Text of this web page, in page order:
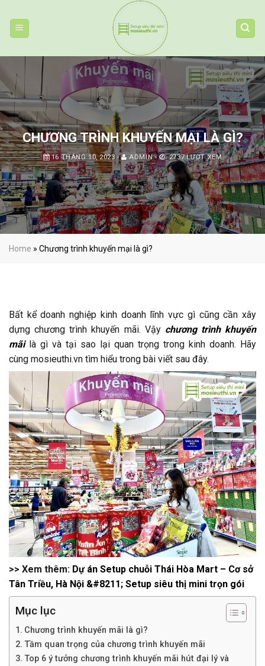
content
CHƯƠNG TRÌNH KHUYẾN MẠI LÀ GÌ?
16 THÁNG 10, 2023- ADMIN- 2737 LƯỢT XEM
Home » Chương trình khuyến mại là gì?
Bất kể doanh nghiệp kinh doanh lĩnh vực gì cũng cần xây
dựng chương trình khuyến mãi. Vậy chương trình khuyến
mãilà gì và tại sao lại quan trọng trong kinh doanh. Hãy
cùng mosieuthi.vn tìm hiểu trong bài viết sau đây.
>> Xem thêm: Dự án Setup chuỗi Thái Hòa Mart – Cơ sở
Tân Triều, Hà Nội &#8211; Setup siêu thị mini trọn gói
Mục lục
Chương trình khuyến mãi là gì?
Tầm quan trọng của chương trình khuyến mãi
Top 6 ý tưởng chương trình khuyến mãi hút đại lý và